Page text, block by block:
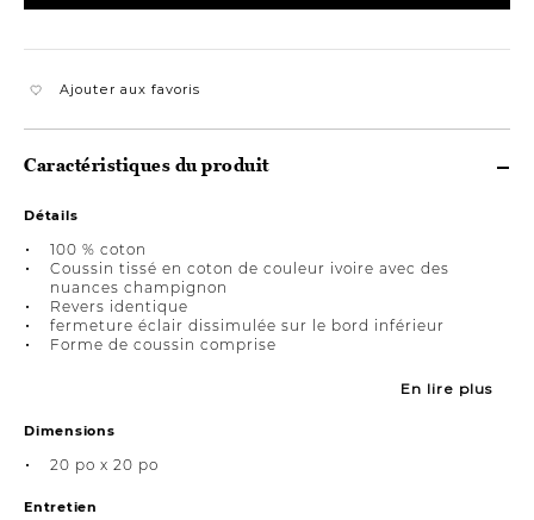
Ajouter aux favoris
Caractéristiques du produit
Détails
100 % coton
Coussin tissé en coton de couleur ivoire avec des
nuances champignon
Revers identique
fermeture éclair dissimulée sur le bord inférieur
Forme de coussin comprise
En lire plus
Dimensions
20 po x 20 po
Entretien